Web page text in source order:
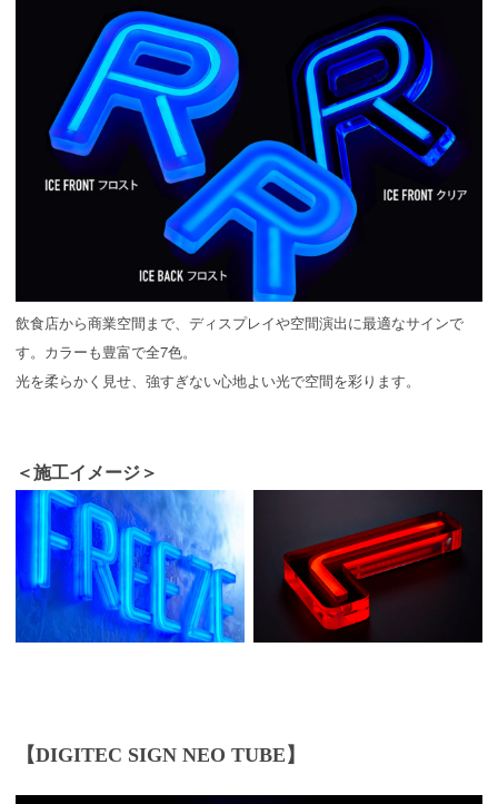
飲食店から商業空間まで、ディスプレイや空間演出に最適なサインで
す。カラーも豊富で全7色。
光を柔らかく見せ、強すぎない心地よい光で空間を彩ります。
＜施工イメージ＞
【DIGITEC SIGN NEO TUBE】